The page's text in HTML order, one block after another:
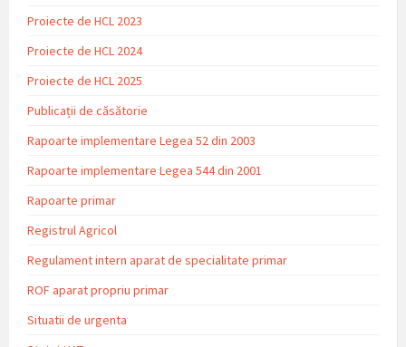
Proiecte de HCL 2023
Proiecte de HCL 2024
Proiecte de HCL 2025
Publicații de căsătorie
Rapoarte implementare Legea 52 din 2003
Rapoarte implementare Legea 544 din 2001
Rapoarte primar
Registrul Agricol
Regulament intern aparat de specialitate primar
ROF aparat propriu primar
Situatii de urgenta